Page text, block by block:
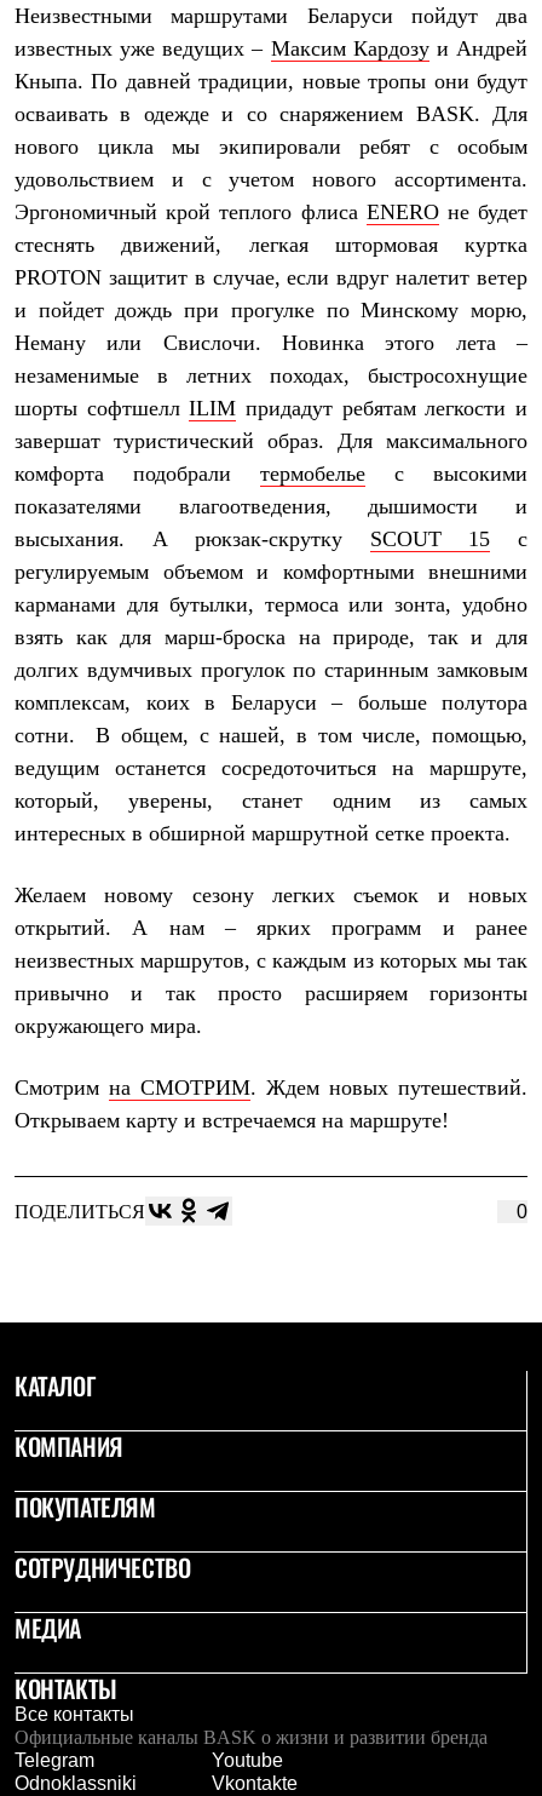
Утепленная синтетикой
Куртки
Брюки
Футболки
Толстовки
Брюки
Софтшелл одежда
Куртки
Флисовая одежда
Куртки
Брюки
Жилеты
Комбинезоны
Термобелье
Комплект термобелья
Снаряжение
Палатки и тенты
Палатки
Тенты
Рюкзаки
Экспедиционные
Легкоходные
Альпинистские
Городские
Аксессуары для рюкзаков
Пуховые
Комбинированные
С синтетическим утеплителем
Аксессуары для спальников
Сумки и баулы
Баулы
Кошельки
Сумки
Полезные аксессуары
Еда
Коврики
Женская обувь
Сапоги
Ботинки
Кроссовки
Бахилы
Аксессуары
Балаклавы и маски
Повязки
Шарфы
Перчатки и рукавицы
Рукавицы
Носки
Брелки
Ремни
Шевроны
Опушки
Термоковрики
Уход за одеждой
В Арктику
Коллекции
Неизвестными маршрутами Беларуси пойдут два
известных уже ведущих – Максим Кардозуи Андрей
Кныпа. По давней традиции, новые тропы они будут
осваивать в одежде и со снаряжением BASK. Для
нового цикла мы экипировали ребят с особым
удовольствием и с учетом нового ассортимента.
Эргономичный крой теплого флиса ENEROне будет
стеснять движений, легкая штормовая куртка
PROTON защитит в случае, если вдруг налетит ветер
и пойдет дождь при прогулке по Минскому морю,
Неману или Свислочи. Новинка этого лета –
незаменимые в летних походах, быстросохнущие
шорты софтшеллILIM придадут ребятам легкости и
завершат туристический образ. Для максимального
комфорта подобрали термобелье с высокими
показателями влагоотведения, дышимости и
высыхания. А рюкзак-скрутку SCOUT 15 с
регулируемым объемом и комфортными внешними
карманами для бутылки, термоса или зонта, удобно
взять как для марш-броска на природе, так и для
долгих вдумчивых прогулок по старинным замковым
комплексам, коих в Беларуси – больше полутора
сотни. В общем, с нашей, в том числе, помощью,
ведущим останется сосредоточиться на маршруте,
который, уверены, станет одним из самых
интересных в обширной маршрутной сетке проекта.
Желаем новому сезону легких съемок и новых
открытий. А нам – ярких программ и ранее
неизвестных маршрутов, с каждым из которых мы так
привычно и так просто расширяем горизонты
окружающего мира.
Смотрим на СМОТРИМ. Ждем новых путешествий.
Открываем карту и встречаемся на маршруте!
ПОДЕЛИТЬСЯ 0
КАТАЛОГ
КОМПАНИЯ
ПОКУПАТЕЛЯМ
СОТРУДНИЧЕСТВО
МЕДИА
КОНТАКТЫ
Все контакты
Официальные каналы BASK о жизни и развитии бренда
Telegram
Youtube
Odnoklassniki
Vkontakte